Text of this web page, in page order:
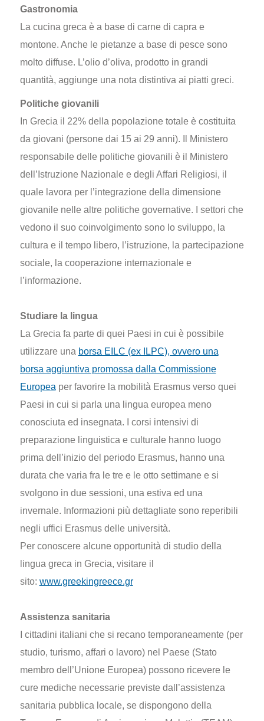
Gastronomia
La cucina greca è a base di carne di capra e
montone. Anche le pietanze a base di pesce sono
molto diffuse. L’olio d’oliva, prodotto in grandi
quantità, aggiunge una nota distintiva ai piatti greci.
Politiche giovanili
In Grecia il 22% della popolazione totale è costituita
da giovani (persone dai 15 ai 29 anni). Il Ministero
responsabile delle politiche giovanili è il Ministero
dell’Istruzione Nazionale e degli Affari Religiosi, il
quale lavora per l’integrazione della dimensione
giovanile nelle altre politiche governative. I settori che
vedono il suo coinvolgimento sono lo sviluppo, la
cultura e il tempo libero, l’istruzione, la partecipazione
sociale, la cooperazione internazionale e
l’informazione.
Studiare la lingua
La Grecia fa parte di quei Paesi in cui è possibile
utilizzare una borsa EILC (ex ILPC), ovvero una
borsa aggiuntiva promossa dalla Commissione
Europea per favorire la mobilità Erasmus verso quei
Paesi in cui si parla una lingua europea meno
conosciuta ed insegnata. I corsi intensivi di
preparazione linguistica e culturale hanno luogo
prima dell’inizio del periodo Erasmus, hanno una
durata che varia fra le tre e le otto settimane e si
svolgono in due sessioni, una estiva ed una
invernale. Informazioni più dettagliate sono reperibili
negli uffici Erasmus delle università.
Per conoscere alcune opportunità di studio della
lingua greca in Grecia, visitare il
sito: www.greekingreece.gr
Assistenza sanitaria
I cittadini italiani che si recano temporaneamente (per
studio, turismo, affari o lavoro) nel Paese (Stato
membro dell’Unione Europea) possono ricevere le
cure mediche necessarie previste dall’assistenza
sanitaria pubblica locale, se dispongono della